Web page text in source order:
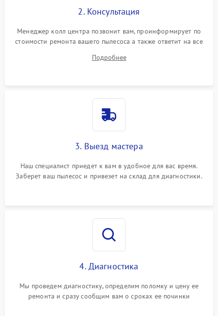
2. Консультация
Менеджер колл центра позвонит вам, проинформирует по
стоимости ремонта вашего пылесоса а также ответит на все
Подробнее
3. Выезд мастера
Наш специалист приедет к вам в удобное для вас время.
Заберет ваш пылесос и привезет на склад для диагностики.
4. Диагностика
Мы проведем диагностику, определим поломку и цену ее
ремонта и сразу сообщим вам о сроках ее починки